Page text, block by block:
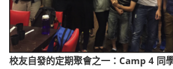
校友自發的定期聚會之一：Camp 4 同